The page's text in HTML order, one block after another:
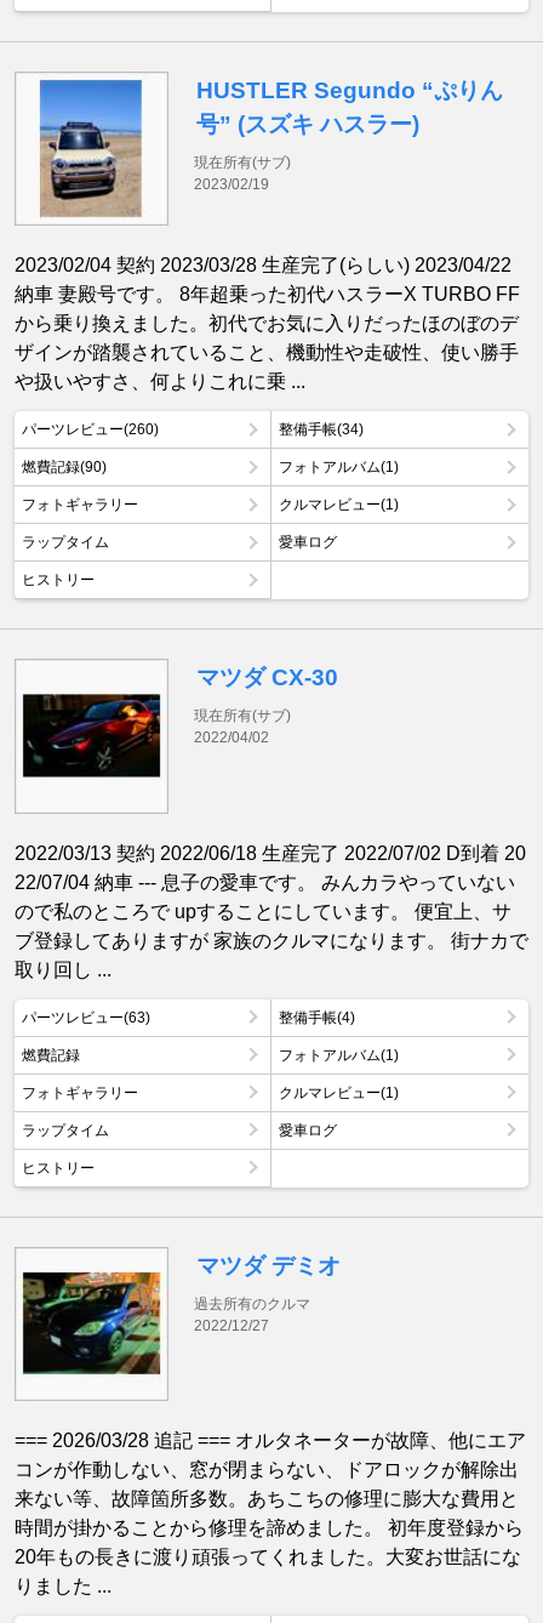
HUSTLER Segundo “ぷりん
号” (スズキ ハスラー)
現在所有(サブ)
2023/02/19
2023/02/04 契約 2023/03/28 生産完了(らしい) 2023/04/22
納車 妻殿号です。 8年超乗った初代ハスラーX TURBO FF
から乗り換えました。初代でお気に入りだったほのぼのデ
ザインが踏襲されていること、機動性や走破性、使い勝手
や扱いやすさ、何よりこれに乗 ...
パーツレビュー(260) 整備手帳(34)
燃費記録(90) フォトアルバム(1)
フォトギャラリー クルマレビュー(1)
ラップタイム 愛車ログ
ヒストリー
マツダ CX-30
現在所有(サブ)
2022/04/02
2022/03/13 契約 2022/06/18 生産完了 2022/07/02 D到着 20
22/07/04 納車 --- 息子の愛車です。 みんカラやっていない
ので私のところで upすることにしています。 便宜上、サ
ブ登録してありますが 家族のクルマになります。 街ナカで
取り回し ...
パーツレビュー(63) 整備手帳(4)
燃費記録 フォトアルバム(1)
フォトギャラリー クルマレビュー(1)
ラップタイム 愛車ログ
ヒストリー
マツダ デミオ
過去所有のクルマ
2022/12/27
=== 2026/03/28 追記 === オルタネーターが故障、他にエア
コンが作動しない、窓が閉まらない、ドアロックが解除出
来ない等、故障箇所多数。あちこちの修理に膨大な費用と
時間が掛かることから修理を諦めました。 初年度登録から
20年もの長きに渡り頑張ってくれました。大変お世話にな
りました ...